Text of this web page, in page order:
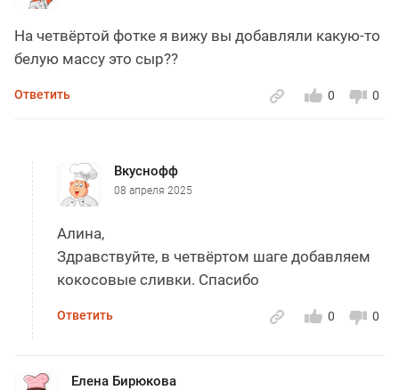
На четвёртой фотке я вижу вы добавляли какую-то
белую массу это сыр??
0
0
Ответить
Вкуснофф
08 апреля 2025
Алина,
Здравствуйте, в четвёртом шаге добавляем
кокосовые сливки. Спасибо
0
0
Ответить
Елена Бирюкова